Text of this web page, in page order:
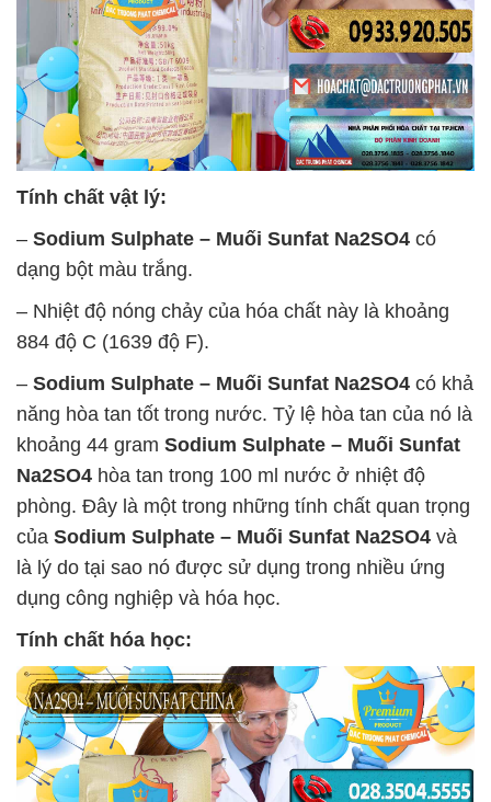
Tính chất vật lý:
– Sodium Sulphate – Muối Sunfat Na2SO4 có
dạng bột màu trắng.
– Nhiệt độ nóng chảy của hóa chất này là khoảng
884 độ C (1639 độ F).
– Sodium Sulphate – Muối Sunfat Na2SO4 có khả
năng hòa tan tốt trong nước. Tỷ lệ hòa tan của nó là
khoảng 44 gram Sodium Sulphate – Muối Sunfat
Na2SO4 hòa tan trong 100 ml nước ở nhiệt độ
phòng. Đây là một trong những tính chất quan trọng
của Sodium Sulphate – Muối Sunfat Na2SO4 và
là lý do tại sao nó được sử dụng trong nhiều ứng
dụng công nghiệp và hóa học.
Tính chất hóa học: